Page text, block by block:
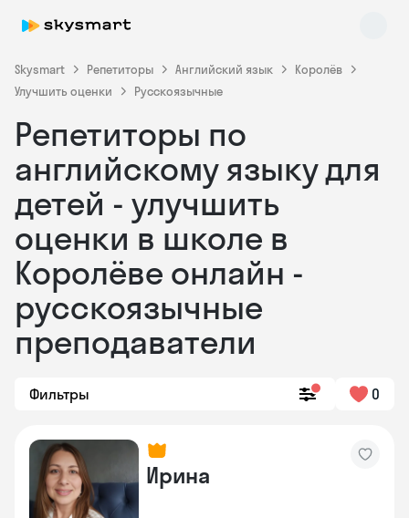
Skysmart Репетиторы Английский язык
Королёв
Улучшить оценки
Русскоязычные
Репетиторы по
английскому языку для
детей - улучшить
оценки в школе в
Королёве онлайн -
русскоязычные
преподаватели
Фильтры 0
Ирина
Skysmart Chat